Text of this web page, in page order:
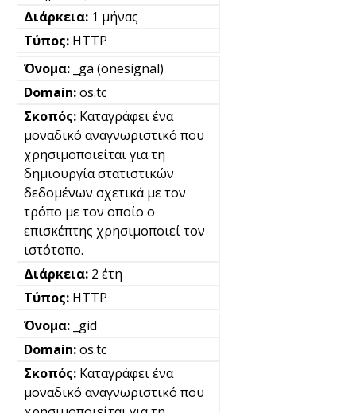
1 μήνας
HTTP
_ga (onesignal)
os.tc
Καταγράφει ένα
μοναδικό αναγνωριστικό που
χρησιμοποιείται για τη
δημιουργία στατιστικών
δεδομένων σχετικά με τον
τρόπο με τον οποίο ο
επισκέπτης χρησιμοποιεί τον
ιστότοπο.
2 έτη
HTTP
_gid
os.tc
Καταγράφει ένα
μοναδικό αναγνωριστικό που